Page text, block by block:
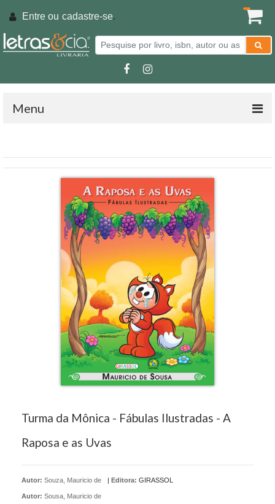
Entre ou cadastre-se.
Menu
Turma da Mônica - Fábulas Ilustradas - A
Raposa e as Uvas
Autor: Souza, Mauricio de
Autor: Sousa, Mauricio de
| Editora: GIRASSOL